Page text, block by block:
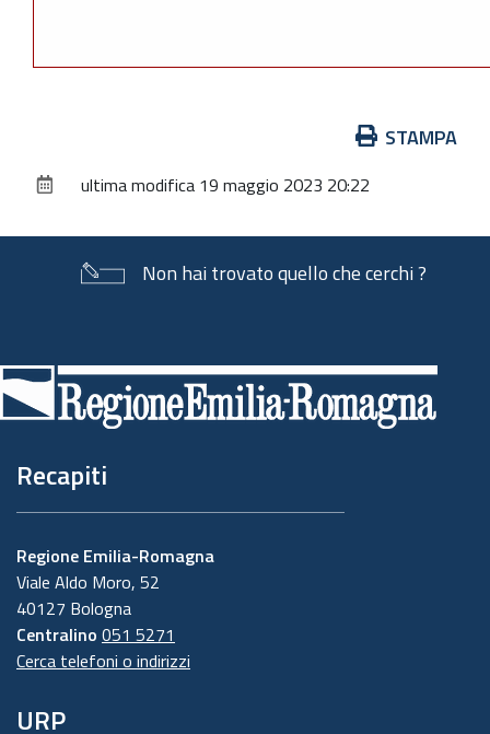
documento
STAMPA
ultima modifica 19 maggio 2023 20:22
Non hai trovato quello che cerchi ?
di
pagina
Recapiti
Regione Emilia-Romagna
Viale Aldo Moro, 52
40127 Bologna
Centralino 051 5271
Cerca telefoni o indirizzi
URP